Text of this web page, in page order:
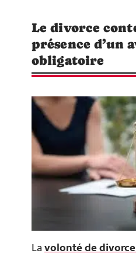
Le divorce
présence d’un
obligatoire
Lavolonté de